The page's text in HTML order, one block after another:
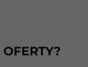
OFERTY?